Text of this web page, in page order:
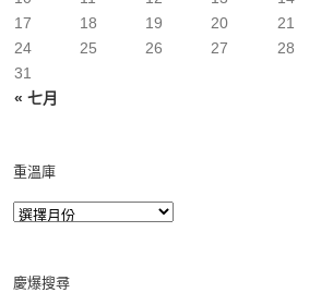
« 七月
17
18 19 20 21
24
25 26 27 28
31
重溫庫
慶爆搜尋